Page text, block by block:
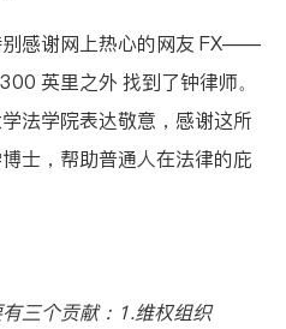
感谢网上热心的网友 FX——
英里之外 找到了钟律师。
法学院表达敬意，感谢这所
士，帮助普通人在法律的庇
三个贡献：1.维权组织